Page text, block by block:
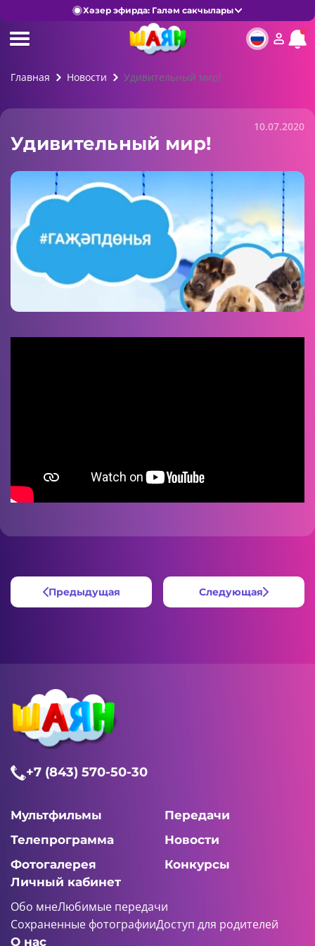
Хәзер эфирда: Галәм сакчылары
Главная Новости Удивительный мир!
10.07.2020
Удивительный мир!
Предыдущая Следующая
+7 (843) 570-50-30
Мультфильмы
Передачи
Телепрограмма
Новости
Фотогалерея
Конкурсы
Личный кабинет
Обо мнеЛюбимые передачи
Сохраненные фотографииДоступ для родителей
О нас